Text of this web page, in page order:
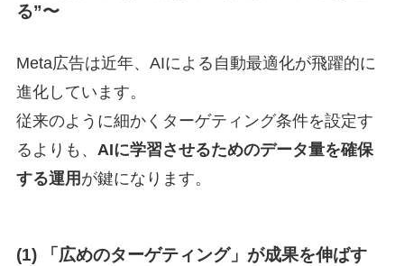
る”〜
Meta広告は近年、AIによる自動最適化が飛躍的に
進化しています。
従来のように細かくターゲティング条件を設定す
るよりも、 AIに学習させるためのデータ量を確保
する運用 が鍵になります。
(1) 「広めのターゲティング」が成果を伸ばす